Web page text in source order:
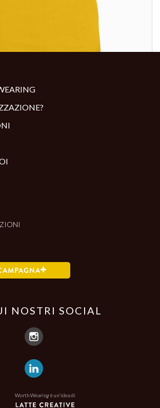
NOSTRI SOCIAL
Worth Wearing è un'idea di